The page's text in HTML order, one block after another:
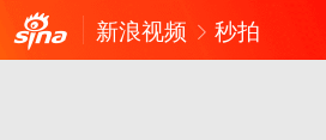
新浪视频 秒拍